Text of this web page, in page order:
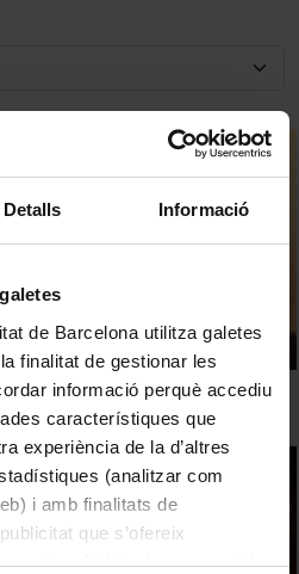
Detalls Informació
de Barcelona utilitza galetes
finalitat de gestionar les
informació perquè accediu
característiques que
experiència de la d’altres
(analitzar com
i amb finalitats de
que s’ofereix
vostres hàbits de navegació).